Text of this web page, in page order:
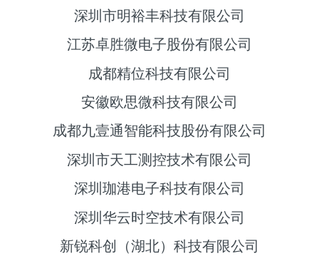
深圳市明裕丰科技有限公司
江苏卓胜微电子股份有限公司
成都精位科技有限公司
安徽欧思微科技有限公司
成都九壹通智能科技股份有限公司
深圳市天工测控技术有限公司
深圳珈港电子科技有限公司
深圳华云时空技术有限公司
新锐科创（湖北）科技有限公司